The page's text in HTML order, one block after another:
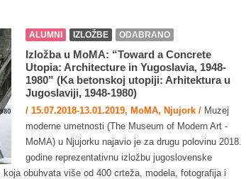
ALUMNI IZLOŽBE ODABRANO
Izložba u MoMA: “Toward a Concrete
Utopia: Architecture in Yugoslavia, 1948-
1980” (Ka betonskoj utopiji: Arhitektura u
Jugoslaviji, 1948-1980)
/ 15.07.2018-13.01.2019, MoMA, Njujork / Muzej
moderne umetnosti (The Museum of Modern Art -
MoMA) u Njujorku najavio je za drugu polovinu 2018.
godine reprezentativnu izložbu jugoslovenske
obuhvata više od 400 crteža, modela, fotografija i